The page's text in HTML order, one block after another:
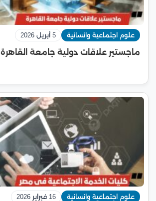
علوم اجتماعية وانسانية 5 أبريل 2026
ماجستير علاقات دولية جامعة القاهرة
علوم اجتماعية وانسانية 16 فبراير 2026